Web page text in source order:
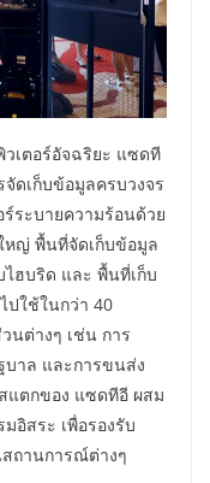
เตอร์อัจฉริยะ แซดที
ดเก็บข้อมูลครบวงจร
ร์ระบายความร้อนด้วย
หญ่ พื้นที่จัดเก็บข้อมูล
ฮบริด และ พื้นที่เก็บ
ใช้ในกว่า 40
นต่างๆ เช่น การ
บาล และการขนส่ง
ตกของ แซดทีอี ผสม
อิสระ เพื่อรองรับ
ถานการณ์ต่างๆ